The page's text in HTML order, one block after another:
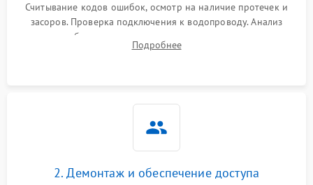
Считывание кодов ошибок, осмотр на наличие протечек и
засоров. Проверка подключения к водопроводу. Анализ
жалоб на отсутствие слива, нагрева, вращения
разбрызгивателей или срабатывание системы защиты
Подробнее
2. Демонтаж и обеспечение доступа